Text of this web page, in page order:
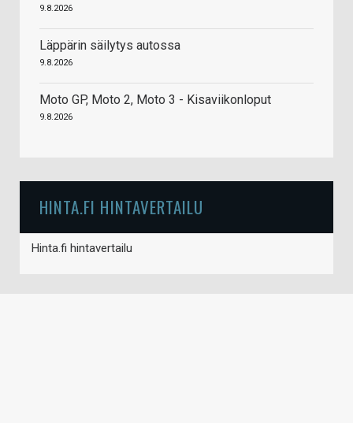
9.8.2026
Läppärin säilytys autossa
9.8.2026
Moto GP, Moto 2, Moto 3 - Kisaviikonloput
9.8.2026
HINTA.FI HINTAVERTAILU
Hinta.fi hintavertailu